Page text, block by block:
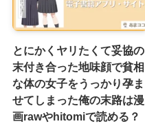
とにかくヤリたくて妥協の
末付き合った地味顔で貧相
な体の女子をうっかり孕ま
せてしまった俺の末路は漫
画rawやhitomiで読める？